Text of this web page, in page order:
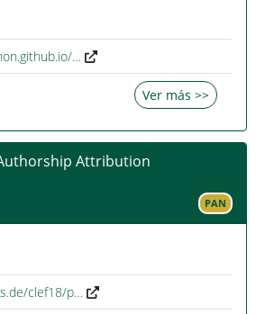
…
Ver más >>
Attribution
PAN
clef18/p…